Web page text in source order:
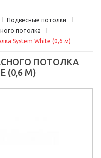
Подвесные потолки
потолка
System White (0,6 м)
ПОТОЛКА
(0,6 М)